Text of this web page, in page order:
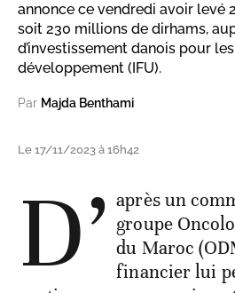
annonce ce vendredi avoir levé
soit 230 millions de dirhams,
d’investissement danois pour
développement (IFU).
Par Majda Benthami
Le 17/11/2023 à 16h42
D’ après un
groupe
du Maroc
financier lui